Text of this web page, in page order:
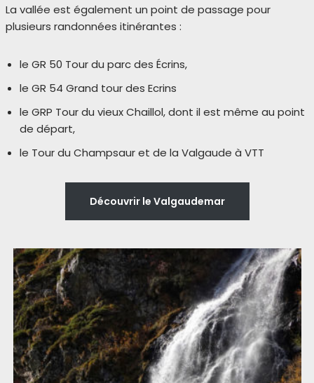
La vallée est également un point de passage pour
plusieurs randonnées itinérantes :
le GR 50 Tour du parc des Écrins,
le GR 54 Grand tour des Ecrins
le GRP Tour du vieux Chaillol, dont il est même au point
de départ,
le Tour du Champsaur et de la Valgaude à VTT
Découvrir le Valgaudemar